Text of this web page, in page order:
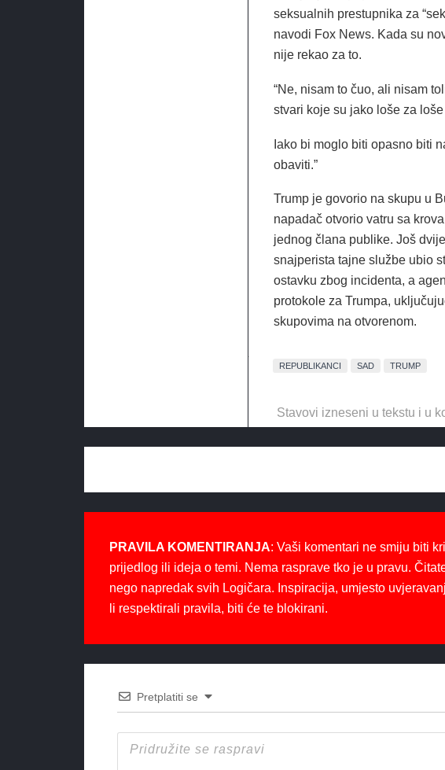
seksualnih prestupnika za
navodi Fox News. Kada su
nije rekao za to.
“Ne, nisam to čuo, ali nisam
stvari koje su jako loše za
Iako bi moglo biti opasno biti
obaviti.”
Trump je govorio na skupu u
napadač otvorio vatru sa
jednog člana publike. Još
snajperista tajne službe ubio
ostavku zbog incidenta, a
protokole za Trumpa,
skupovima na otvorenom.
REPUBLIKANCI SAD TRUMP
Stavovi izneseni u tekstu i u
PRAVILA KOMENTIRANJA: Vaši komentari ne smiju biti
prijedlog ili ideja o temi. Nema rasprave tko je u pravu.
nego napredak svih Logičara. Inspiracija, umjesto
li respektirali pravila, biti će te blokirani.
Pretplatiti se